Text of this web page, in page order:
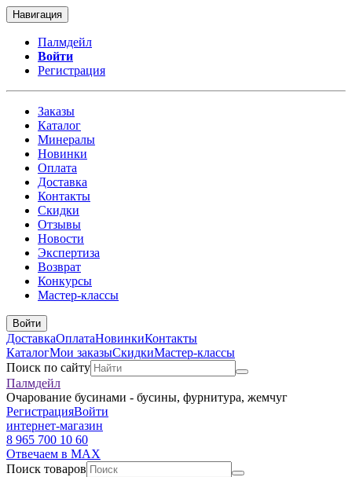
Навигация
Палмдейл
Войти
Регистрация
Заказы
Каталог
Минералы
Новинки
Оплата
Доставка
Контакты
Скидки
Отзывы
Новости
Экспертиза
Возврат
Конкурсы
Мастер-классы
Войти
ДоставкаОплатаНовинкиКонтакты
КаталогМои заказыСкидкиМастер-классы
Поиск по сайту
Палмдейл
Очарование бусинами - бусины, фурнитура, жемчуг
РегистрацияВойти
интернет-магазин
8 965 700 10 60
Отвечаем в MAX
Поиск товаров